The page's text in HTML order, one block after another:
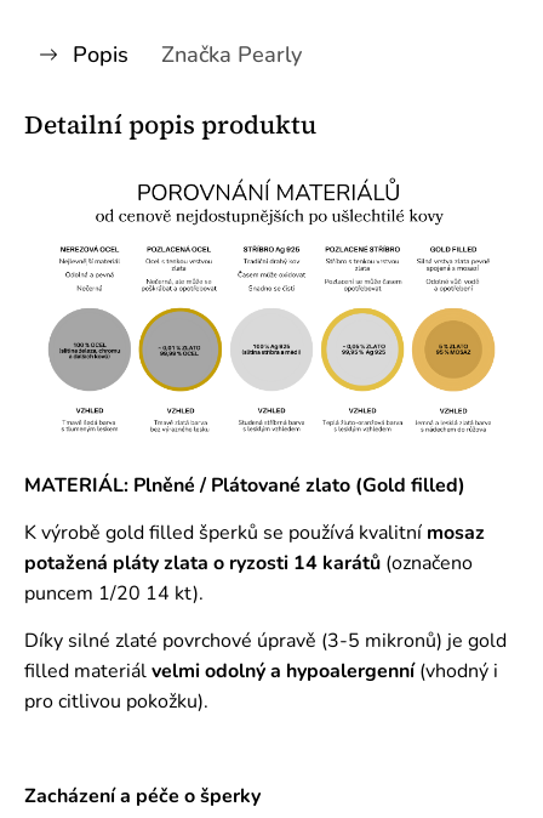
Popis Značka Pearly
Detailní popis produktu
MATERIÁL: Plněné / Plátované zlato (Gold filled)
K výrobě gold filled šperků se používá kvalitní mosaz
potažená pláty zlata o ryzosti 14 karátů (označeno
puncem 1/20 14 kt).
Díky silné zlaté povrchové úpravě (3-5 mikronů) je gold
filled materiálvelmi odolný a hypoalergenní(vhodný i
pro citlivou pokožku).
Zacházení a péče o šperky